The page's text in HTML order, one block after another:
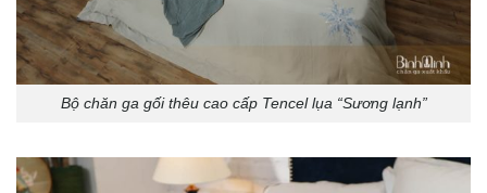
Bộ chăn ga gối thêu cao cấp Tencel lụa “Sương lạnh”